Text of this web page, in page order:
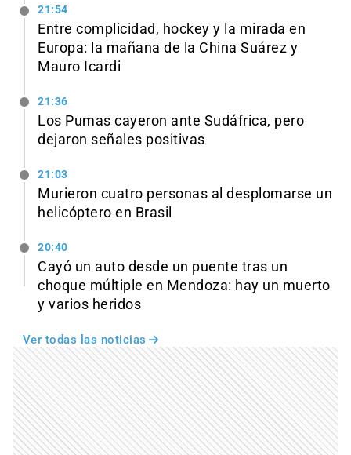
21:54
Entre complicidad, hockey y la mirada en
Europa: la mañana de la China Suárez y
Mauro Icardi
21:36
Los Pumas cayeron ante Sudáfrica, pero
dejaron señales positivas
21:03
Murieron cuatro personas al desplomarse un
helicóptero en Brasil
20:40
Cayó un auto desde un puente tras un
choque múltiple en Mendoza: hay un muerto
y varios heridos
Ver todas las noticias